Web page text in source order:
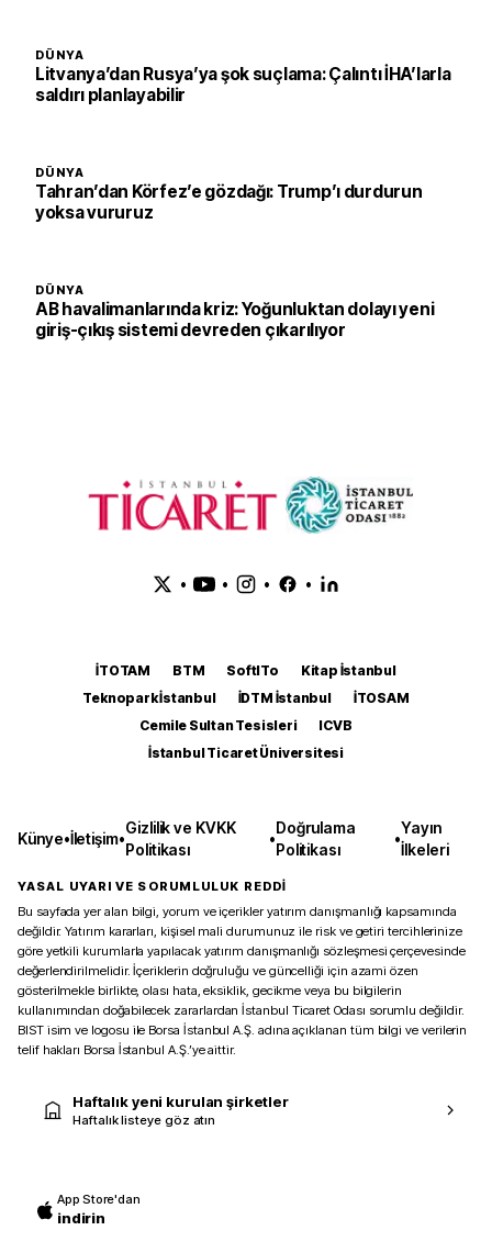
DÜNYA
Litvanya’dan Rusya’ya şok suçlama: Çalıntı İHA’larla
saldırı planlayabilir
DÜNYA
Tahran’dan Körfez’e gözdağı: Trump’ı durdurun
yoksa vururuz
DÜNYA
AB havalimanlarında kriz: Yoğunluktan dolayı yeni
giriş-çıkış sistemi devreden çıkarılıyor
• • • •
İTOTAM BTM SoftITo
Kitap İstanbul
Teknopark İstanbul
İDTM İstanbul
İTOSAM
Cemile Sultan Tesisleri
ICVB
İstanbul Ticaret Üniversitesi
Künye•İletişim•
Gizlilik ve KVKK
Politikası
•
Doğrulama
Politikası
•
Yayın
İlkeleri
YASAL UYARI VE SORUMLULUK REDDİ
Bu sayfada yer alan bilgi, yorum ve içerikler yatırım danışmanlığı kapsamında
değildir. Yatırım kararları, kişisel mali durumunuz ile risk ve getiri tercihlerinize
göre yetkili kurumlarla yapılacak yatırım danışmanlığı sözleşmesi çerçevesinde
değerlendirilmelidir. İçeriklerin doğruluğu ve güncelliği için azami özen
gösterilmekle birlikte, olası hata, eksiklik, gecikme veya bu bilgilerin
kullanımından doğabilecek zararlardan İstanbul Ticaret Odası sorumlu değildir.
BIST isim ve logosu ile Borsa İstanbul A.Ş. adına açıklanan tüm bilgi ve verilerin
telif hakları Borsa İstanbul A.Ş.’ye aittir.
Haftalık yeni kurulan şirketler
Haftalık listeye göz atın
App Store'dan
indirin